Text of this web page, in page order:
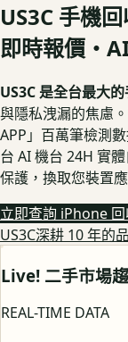
US3C 手機
即時報價・
US3C 是全台最大
與隱私洩漏的焦慮
APP」百萬筆檢測
台 AI 機台 24H 實
保護，換取您裝置
立即查詢 iPhone
US3C深耕 10 年的
Live! 二手市場
REAL-TIME DATA